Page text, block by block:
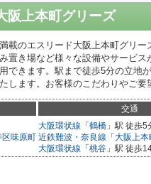
阪上本町グリーズ
載のエスリード大阪上本町グリ
置き場など様々な設備やサービ
できます。駅まで徒歩5分の立地
します。お客様のこだわりやご
交通
区味原町
大阪環状線 「 鶴橋 」駅 徒歩5
近鉄難波・奈良線 「 大阪上本
大阪環状線 「 桃谷 」駅 徒歩